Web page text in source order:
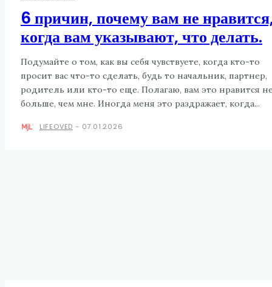
6 причин, почему вам не
когда вам указывают, что делать.
Подумайте о том, как вы себя чувствуете, когда кто-то
просит вас что-то сделать, будь то начальник, партнер,
родитель или кто-то еще. Полагаю, вам это нравится
больше, чем мне. Иногда меня это раздражает, когда...
LIFEOVED - 07.01.2026